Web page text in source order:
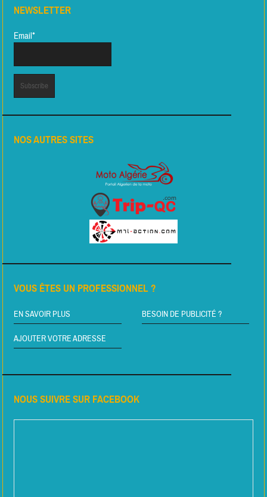
NEWSLETTER
Email*
NOS AUTRES SITES
VOUS ÊTES UN PROFESSIONNEL ?
EN SAVOIR PLUS BESOIN DE PUBLICITÉ ?
AJOUTER VOTRE ADRESSE
NOUS SUIVRE SUR FACEBOOK